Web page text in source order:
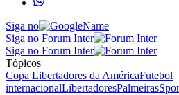
Siga no
Siga no Forum Inter
Siga no Forum Inter
Tópicos
Copa Libertadores da AméricaFutebol
internacionalLibertadoresPalmeiras